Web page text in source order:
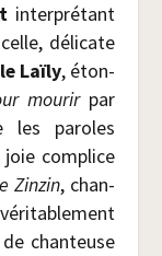
inter­pré­tant
déli­cate
Laï­ly, éton­
mou­rirpar
les paroles
com­plice
Zin­zin, chan­
chan­teuse